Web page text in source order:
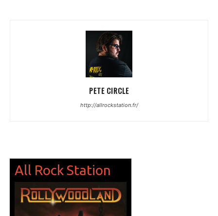
PETE CIRCLE
http://allrockstation.fr/